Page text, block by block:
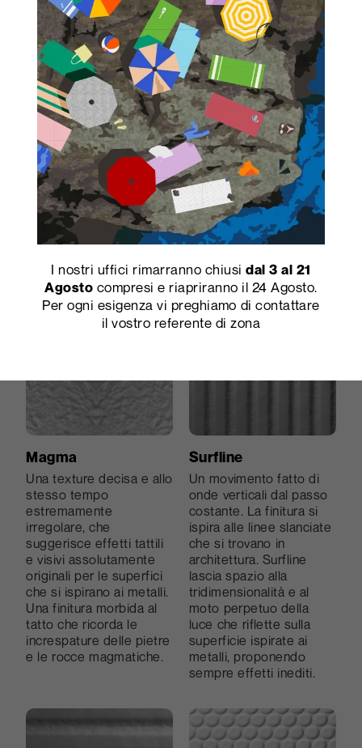
Morbida
Effetto mat per una
finitura inconfondibile,
particolarmente
piacevole al tatto; la
concretizzazione del
significato del suo nome.
Satinata
Una superficie setosa,
elegantemente e
dolcemente cangiante,
un effetto
indefinitamente graffiato
e tridimensionale.
Magma
Una texture decisa e allo
stesso tempo
estremamente
irregolare, che
suggerisce effetti tattili
e visivi assolutamente
originali per le superfici
che si ispirano ai metalli.
Una finitura morbida al
tatto che ricorda le
increspature delle pietre
e le rocce magmatiche.
Surfline
Un movimento fatto di
onde verticali dal passo
costante. La finitura si
ispira alle linee slanciate
che si trovano in
architettura. Surfline
lascia spazio alla
tridimensionalità e al
moto perpetuo della
luce che riflette sulla
superficie ispirate ai
metalli, proponendo
sempre effetti inediti.
I nostri uffici rimarranno chiusidal 3 al 21
Agosto compresi e riapriranno il 24 Agosto.
Per ogni esigenza vi preghiamo di contattare
il vostro referente di zona